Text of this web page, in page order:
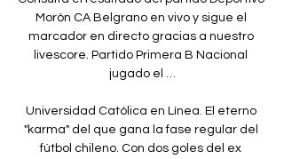
Morón CA Belgrano en vivo y sigue el
marcador en directo gracias a nuestro
livescore. Partido Primera B Nacional
jugado el …
Universidad Católica en Línea. El eterno
"karma" del que gana la fase regular del
fútbol chileno. Con dos goles del ex